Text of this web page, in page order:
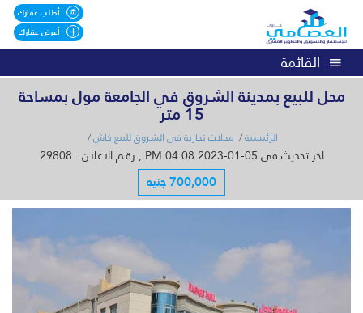
أطلب عقارك
أعرض عقارك
القائمة
محل للبيع بمدينة الشروق في الجامعة مول بمساحة
15 متر
الرئيسية محلات تجارية فى الشروق للبيع كاش
اخر تحديث فى 05-01-2023 04:08 PM , رقم الاعلان : 29808
700,000 جنيه